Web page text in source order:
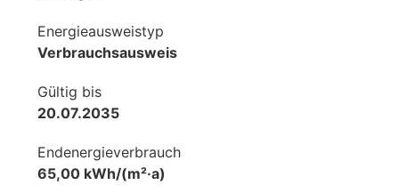
Energie­ausweistyp
Verbrauchsausweis
Gültig bis
20.07.2035
Endenergieverbrauch
65,00 kWh/(m²·a)